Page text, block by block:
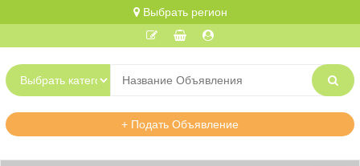
Выбрать регион
+ Подать Объявление